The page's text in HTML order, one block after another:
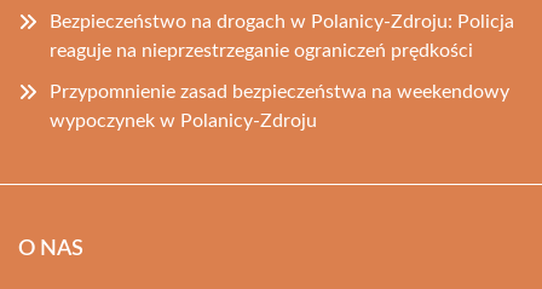
Bezpieczeństwo na drogach w Polanicy-Zdroju: Policja
reaguje na nieprzestrzeganie ograniczeń prędkości
Przypomnienie zasad bezpieczeństwa na weekendowy
wypoczynek w Polanicy-Zdroju
O NAS